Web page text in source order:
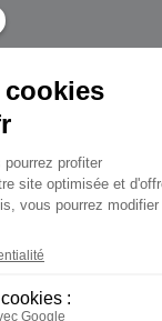
à 09:30
des ventes